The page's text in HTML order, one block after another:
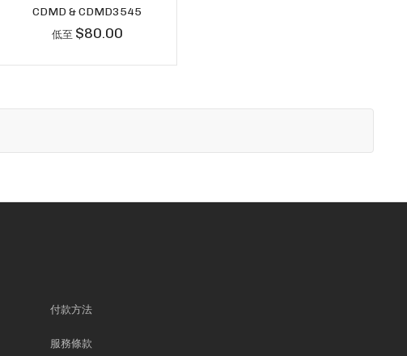
CDMD & CDMD3545
低至 $80.00
付款方法
服務條款